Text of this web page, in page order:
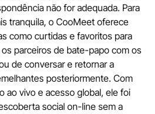
não for adequada. Para
tranquila, o CooMeet oferece
como curtidas e favoritos para
parceiros de bate-papo com os
de conversar e retornar a
posteriormente. Com
ao vivo e acesso global, ele foi
social on-line sem a